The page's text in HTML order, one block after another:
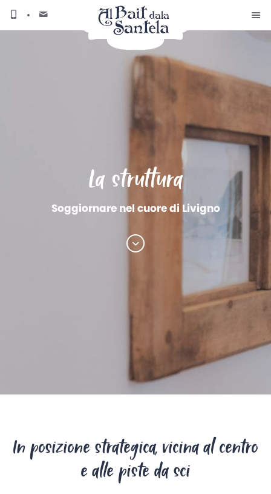
La struttura
Soggiornare nel cuore di Livigno
In posizione strategica, vicina al centro
e alle piste da sci